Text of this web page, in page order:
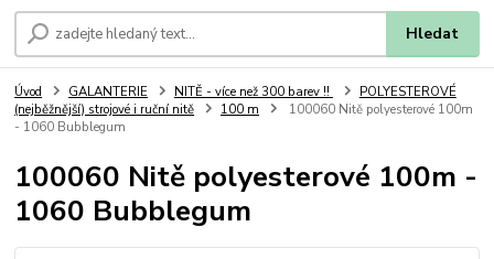
Hledat
Úvod GALANTERIE NITĚ - více než 300 barev !!
POLYESTEROVÉ
(nejběžnější) strojové i ruční nitě
100 m
100060 Nitě polyesterové 100m
- 1060 Bubblegum
100060 Nitě polyesterové 100m -
1060 Bubblegum